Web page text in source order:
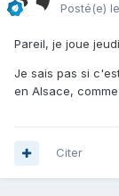
Posté(e)
Pareil, je joue
Je sais pas si
en Alsace, comme
Citer